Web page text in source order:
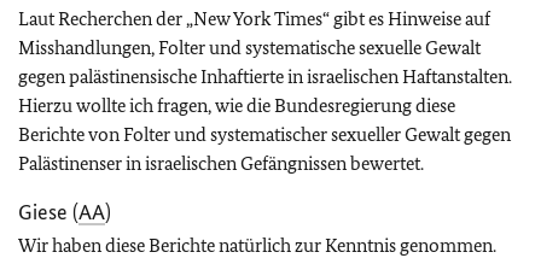
LautRecherchen der „New York Times“ gibt es Hinweise auf
Misshandlungen, Folter und systematische sexuelle Gewalt
gegen palästinensische Inhaftierte in israelischen Haftanstalten.
Hierzu wollte ich fragen, wie die Bundesregierung diese
Berichte von Folter und systematischer sexueller Gewalt gegen
Palästinenser in israelischen Gefängnissen bewertet.
Giese (AA)
Wir haben diese Berichte natürlich zur Kenntnis genommen.